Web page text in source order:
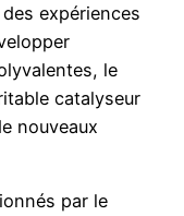
expériences
le
catalyseur
nouveaux
par le